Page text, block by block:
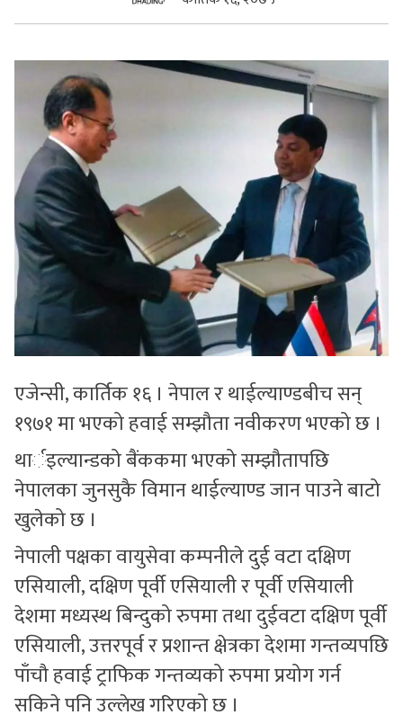
सुचनाहरु
भिडियो
एजेन्सी, कार्तिक १६ । नेपाल र थाईल्याण्डबीच सन्
१९७१ मा भएको हवाई सम्झौता नवीकरण भएको छ ।
थार्इल्यान्डको बैंककमा भएको सम्झौतापछि
नेपालका जुनसुकै विमान थाईल्याण्ड जान पाउने बाटो
खुलेको छ ।
नेपाली पक्षका वायुसेवा कम्पनीले दुई वटा दक्षिण
एसियाली, दक्षिण पूर्वी एसियाली र पूर्वी एसियाली
देशमा मध्यस्थ बिन्दुको रुपमा तथा दुईवटा दक्षिण पूर्वी
एसियाली, उत्तरपूर्व र प्रशान्त क्षेत्रका देशमा गन्तव्यपछि
पाँचौ हवाई ट्राफिक गन्तव्यको रुपमा प्रयोग गर्न
सकिने पनि उल्लेख गरिएको छ ।